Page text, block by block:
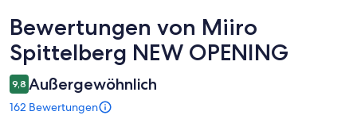
Bewertungen
Bewertungen von Miiro
Spittelberg NEW OPENING
9,8 Außergewöhnlich
162 Bewertungen